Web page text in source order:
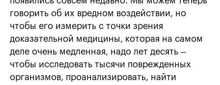
говорить об их вредном воздействии, но
чтобы его измерить с точки зрения
доказательной медицины, которая на самом
деле очень медленная, надо лет десять –
чтобы исследовать тысячи поврежденных
организмов, проанализировать, найти